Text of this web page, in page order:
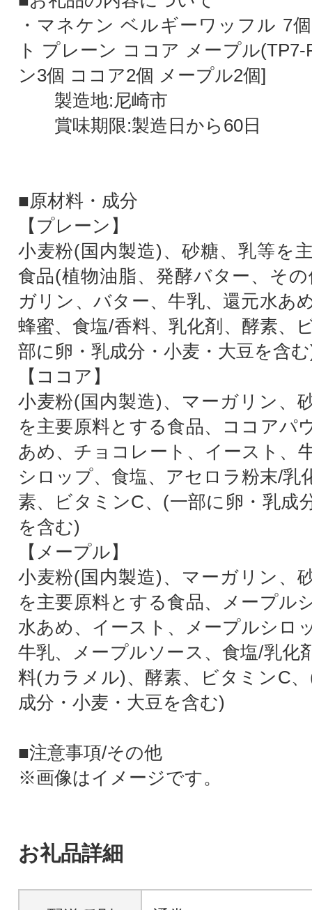
・マネケン ベルギーワッフル 7
ト プレーン ココア メープル
ン3個 ココア2個 メープル2個]
製造地:尼崎市
賞味期限:製造日から60日
■原材料・成分
【プレーン】
小麦粉(国内製造)、砂糖、乳等を
食品(植物油脂、発酵バター、そ
ガリン、バター、牛乳、還元水あ
蜂蜜、食塩/香料、乳化剤、酵素、
部に卵・乳成分・小麦・大豆を含
【ココア】
小麦粉(国内製造)、マーガリン、
を主要原料とする食品、ココアパ
あめ、チョコレート、イースト、
シロップ、食塩、アセロラ粉末/乳
素、ビタミンC、(一部に卵・乳成
を含む)
【メープル】
小麦粉(国内製造)、マーガリン、
を主要原料とする食品、メープル
水あめ、イースト、メープルシロ
牛乳、メープルソース、食塩/乳化
料(カラメル)、酵素、ビタミンC
成分・小麦・大豆を含む)
■注意事項/その他
※画像はイメージです。
お礼品詳細